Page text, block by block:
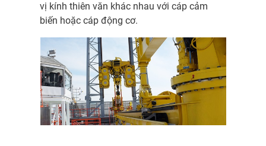
vị kính thiên văn khác nhau với cáp cảm
biến hoặc cáp động cơ.